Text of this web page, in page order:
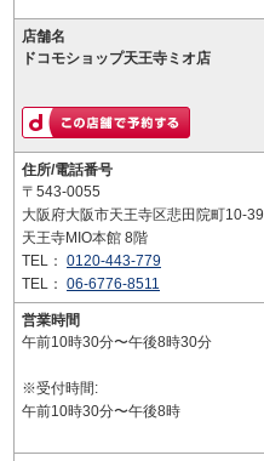
店舗名
ドコモショップ天王寺ミオ店
住所/電話番号
〒543-0055
大阪府大阪市天王寺区悲田院町10-39
天王寺MIO本館 8階
TEL： 0120-443-779
TEL： 06-6776-8511
営業時間
午前10時30分〜午後8時30分
※受付時間:
午前10時30分〜午後8時